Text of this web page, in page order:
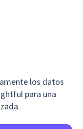
los datos
para una